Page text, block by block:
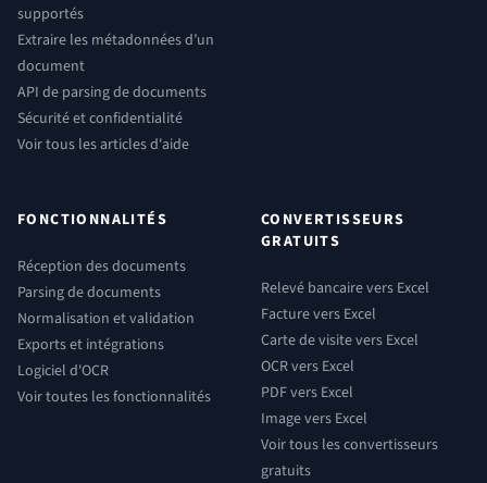
supportés
Extraire les métadonnées d’un
document
API de parsing de documents
Sécurité et confidentialité
Voir tous les articles d'aide
FONCTIONNALITÉS
Réception des documents
Parsing de documents
Normalisation et validation
Exports et intégrations
Logiciel d'OCR
Voir toutes les fonctionnalités
CONVERTISSEURS
GRATUITS
Relevé bancaire vers Excel
Facture vers Excel
Carte de visite vers Excel
OCR vers Excel
PDF vers Excel
Image vers Excel
Voir tous les convertisseurs
gratuits